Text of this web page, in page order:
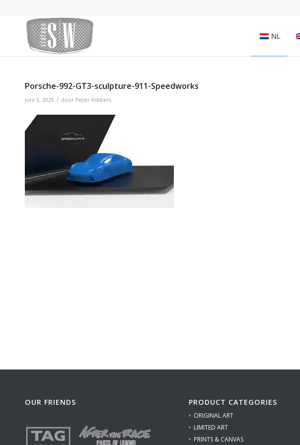
NL
Porsche-992-GT3-sculpture-911-Speedworks
juni 3, 2025 / door Peter Ribbers
OUR FRIENDS PRODUCT CATEGORIES
ORIGINAL ART
LIMITED ART
PRINTS & CANVAS